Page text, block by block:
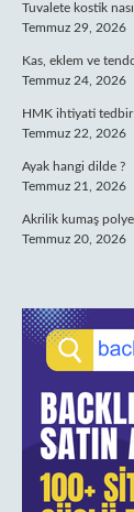
Tuvalete kostik
Temmuz 29, 2026
Kas, eklem ve
Temmuz 24, 2026
HMK ihtiyati tedbir
Temmuz 22, 2026
Ayak hangi dilde ?
Temmuz 21, 2026
Akrilik kumaş
Temmuz 20, 2026